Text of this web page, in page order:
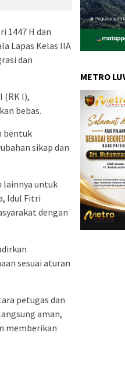
1447 H dan
Lapas Kelas IIA
dan
(RK I),
bebas.
bentuk
sikap dan
lainnya untuk
Idul Fitri
dengan
sesuai aturan
petugas dan
aman,
memberikan
METRO